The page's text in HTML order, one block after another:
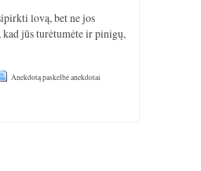
lovą, bet ne jos
jūs turėtumėte ir pinigų,
Anekdotą paskelbė anekdotai